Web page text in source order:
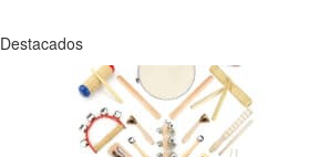
Destacados